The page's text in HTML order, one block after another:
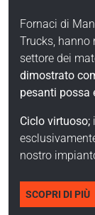
Fornaci di
Trucks, hanno
settore dei
dimostrato
pesanti possa
Ciclo virtuoso;
nostro
SCOPRI DI PIÙ